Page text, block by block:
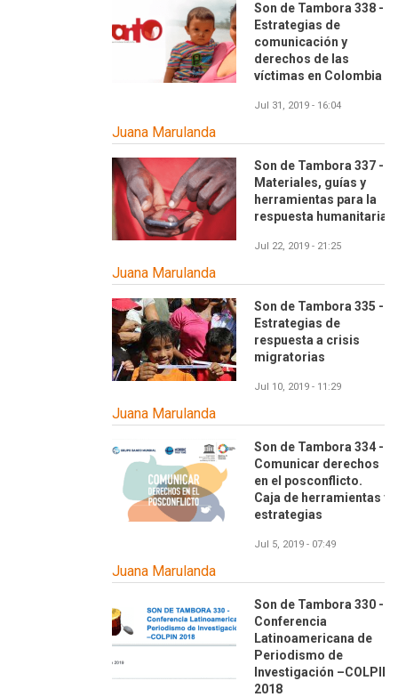
Son de Tambora 338 -
Estrategias de
comunicación y
derechos de las
víctimas en Colombia
Jul 31, 2019 - 16:04
Juana Marulanda
Son de Tambora 337 -
Materiales, guías y
herramientas para la
respuesta humanitaria
Jul 22, 2019 - 21:25
Juana Marulanda
Son de Tambora 335 -
Estrategias de
respuesta a crisis
migratorias
Jul 10, 2019 - 11:29
Juana Marulanda
Son de Tambora 334 -
Comunicar derechos
en el posconflicto.
Caja de herramientas y
estrategias
Jul 5, 2019 - 07:49
Juana Marulanda
Son de Tambora 330 -
Conferencia
Latinoamericana de
Periodismo de
Investigación –COLPIN
2018